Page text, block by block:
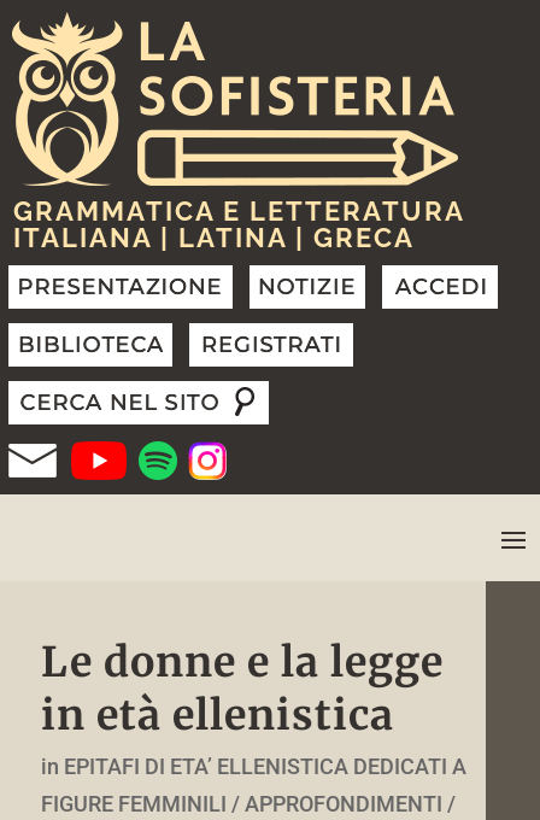
GRAMMATICA E LETTERATURA
ITALIANA | LATINA | GRECA
Le donne e la legge
in età ellenistica
in EPITAFI DI ETA’ ELLENISTICA DEDICATI A
FIGURE FEMMINILI / APPROFONDIMENTI /